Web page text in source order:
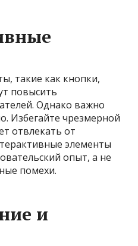
такие как кнопки,
повысить
Однако важно
Избегайте чрезмерной
отвлекать от
элементы
опыт, а не
помехи.
и